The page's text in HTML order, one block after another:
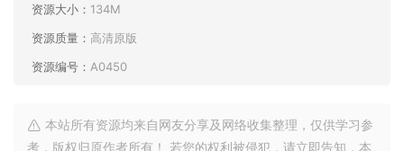
资源大小： 134M
资源质量： 高清原版
资源编号： A0450
本站所有资源均来自网友分享及网络收集整理，仅供学习参
考，版权归原作者所有！ 若您的权利被侵犯，请立即告知，本